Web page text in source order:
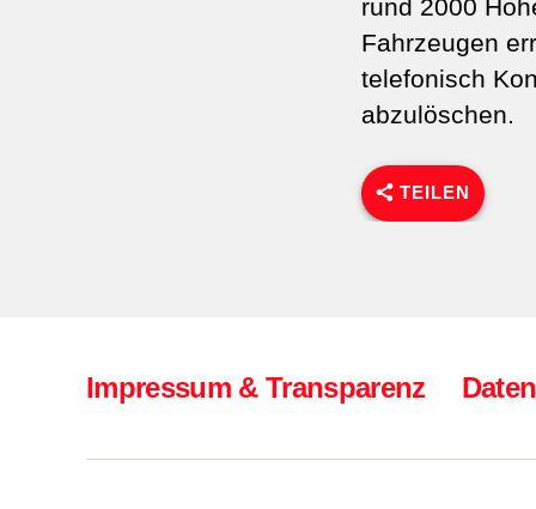
rund 2000
Fahrzeugen
telefonisch
abzulöschen.
TEILEN
Impressum & Transparenz